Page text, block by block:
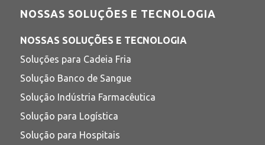
NOSSAS SOLUÇÕES E TECNOLOGIA
NOSSAS SOLUÇÕES E TECNOLOGIA
Soluções para Cadeia Fria
Solução Banco de Sangue
Solução Indústria Farmacêutica
Solução para Logística
Solução para Hospitais